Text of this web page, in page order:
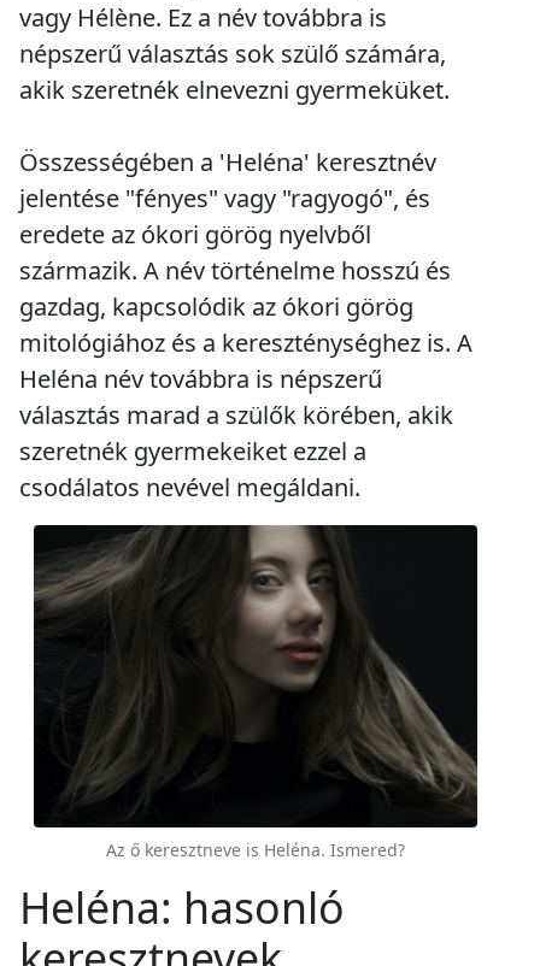
vagy Hélène. Ez a név továbbra is
népszerű választás sok szülő számára,
akik szeretnék elnevezni gyermeküket.
Összességében a 'Heléna' keresztnév
jelentése "fényes" vagy "ragyogó", és
eredete az ókori görög nyelvből
származik. A név történelme hosszú és
gazdag, kapcsolódik az ókori görög
mitológiához és a kereszténységhez is. A
Heléna név továbbra is népszerű
választás marad a szülők körében, akik
szeretnék gyermekeiket ezzel a
csodálatos nevével megáldani.
Az ő keresztneve is Heléna. Ismered?
Heléna: hasonló